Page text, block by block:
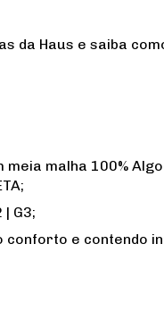
da Haus e saiba
malha 100%
| G3;
conforto e contendo